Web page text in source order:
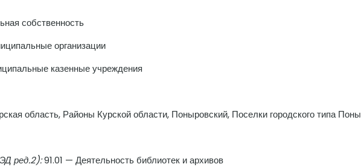
собственность
организации
казенные учреждения
область, Районы Курской области, Поныровский, Поселки городского типа
ред.2):91.01 — Деятельность библиотек и архивов